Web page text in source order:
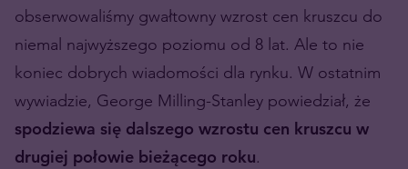
obserwowaliśmy gwałtowny wzrost cen kruszcu do
niemal najwyższego poziomu od 8 lat. Ale to nie
koniec dobrych wiadomości dla rynku. W ostatnim
wywiadzie, George Milling-Stanley powiedział, że
spodziewa się dalszego wzrostu cen kruszcu w
drugiej połowie bieżącego roku.